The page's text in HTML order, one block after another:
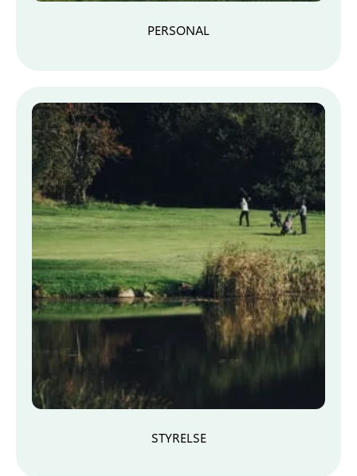
PERSONAL
STYRELSE